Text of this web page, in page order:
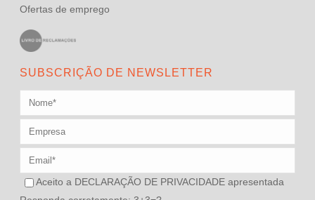
Ofertas de emprego
SUBSCRIÇÃO DE NEWSLETTER
Aceito a DECLARAÇÃO DE PRIVACIDADE apresentada